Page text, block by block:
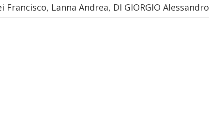
Lanna Andrea, DI GIORGIO Alessandro